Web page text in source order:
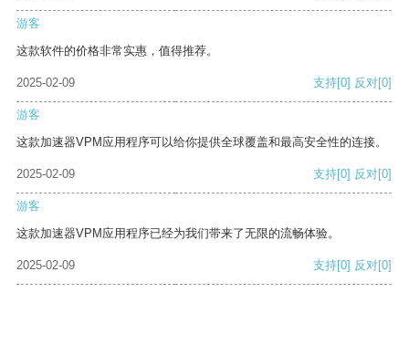
游客
这款软件的价格非常实惠，值得推荐。
2025-02-09 支持[0] 反对[0]
游客
这款加速器VPM应用程序可以给你提供全球覆盖和最高安全性的连接。
2025-02-09 支持[0] 反对[0]
游客
这款加速器VPM应用程序已经为我们带来了无限的流畅体验。
2025-02-09 支持[0] 反对[0]